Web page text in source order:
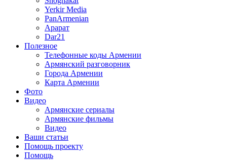
Yerkir Media
PanArmenian
Арарат
Dar21
Полезное
Телефонные коды Армении
Армянский разговорник
Города Армении
Карта Армении
Фото
Видео
Армянские сериалы
Армянские фильмы
Видео
Ваши статьи
Помощь проекту
Помощь